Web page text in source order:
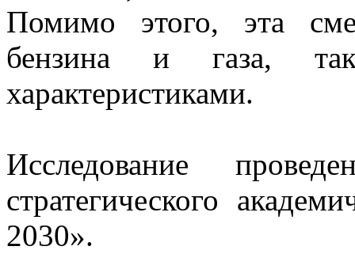
Помимо этого, эта
бензина и газа,
характеристиками.
Исследование
стратегического
2030».